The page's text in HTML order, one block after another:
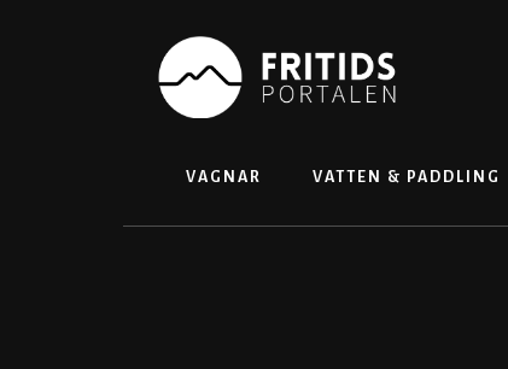
VAGNAR VATTEN & PADDLING